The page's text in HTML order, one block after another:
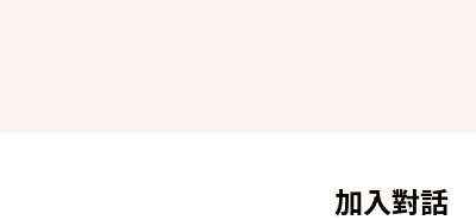
加入對話